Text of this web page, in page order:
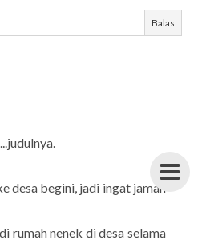
Balas
desa begini, jadi ingat jaman
rumah nenek di desa selama